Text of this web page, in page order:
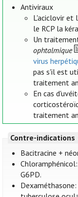
Antiviraux
L'aciclovir et
le RCP la
Un
ophtalmique
virus
pas s'il est
traitement
En cas
traitement
Contre-indications
Bacitracine +
G6PD.